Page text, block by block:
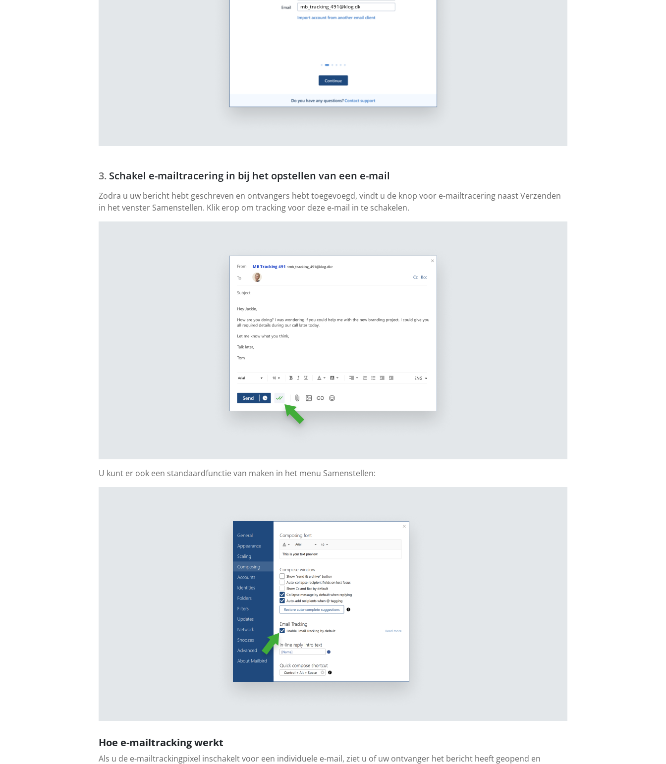
mb_tracking_491@klog.dk
Schakel e-mailtracering in bij het opstellen van een e-mail
Zodra u uw bericht hebt geschreven en ontvangers hebt toegevoegd, vindt u de knop voor e-mailtracering naast Verzenden
in het venster Samenstellen. Klik erop om tracking voor deze e-mail in te schakelen.
MB Tracking 491 <mb_tracking_491@klog.dk>
U kunt er ook een standaardfunctie van maken in het menu Samenstellen:
Hoe e-mailtracking werkt
Als u de e-mailtrackingpixel inschakelt voor een individuele e-mail, ziet u of uw ontvanger het bericht heeft geopend en